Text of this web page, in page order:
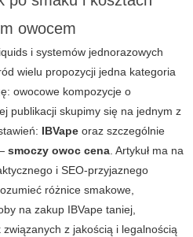
owocem
i systemów jednorazowych
wielu propozycji jedna kategoria
owocowe kompozycje o
publikacji skupimy się na jednym z
IBVape oraz szczególnie
smoczy owoc cena. Artykuł ma na
i SEO-przyjaznego
różnice smakowe,
na zakup IBVape taniej,
związanych z jakością i legalnością